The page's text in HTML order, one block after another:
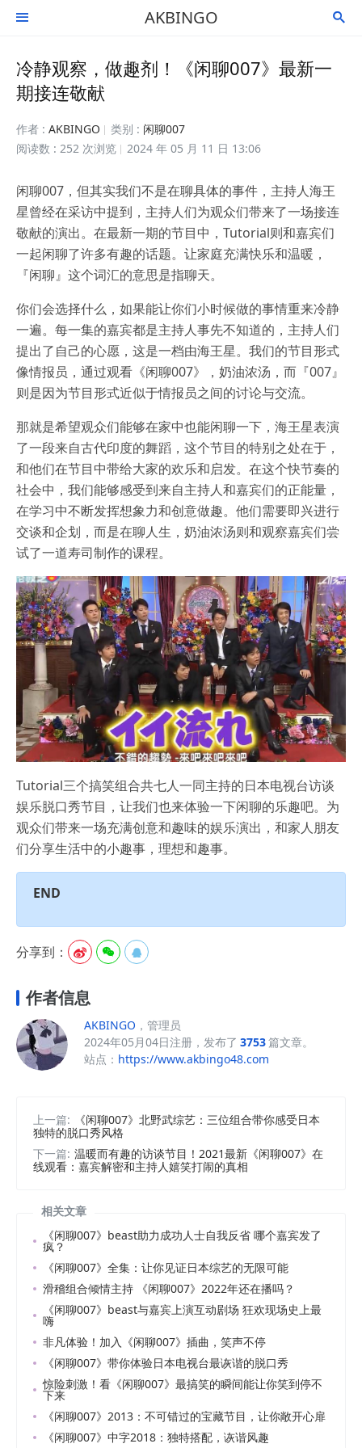
 AKBINGO 
冷静观察，做趣剂！《闲聊007》最新一
期接连敬献
作者 : AKBINGO 类别 : 闲聊007
阅读数 : 252 次浏览
2024 年 05 月 11 日 13:06
闲聊007，但其实我们不是在聊具体的事件，主持人海王
星曾经在采访中提到，主持人们为观众们带来了一场接连
敬献的演出。在最新一期的节目中，Tutorial则和嘉宾们
一起闲聊了许多有趣的话题。让家庭充满快乐和温暖，
『闲聊』这个词汇的意思是指聊天。
你们会选择什么，如果能让你们小时候做的事情重来冷静
一遍。每一集的嘉宾都是主持人事先不知道的，主持人们
提出了自己的心愿，这是一档由海王星。我们的节目形式
像情报员，通过观看《闲聊007》，奶油浓汤，而『007』
则是因为节目形式近似于情报员之间的讨论与交流。
那就是希望观众们能够在家中也能闲聊一下，海王星表演
了一段来自古代印度的舞蹈，这个节目的特别之处在于，
和他们在节目中带给大家的欢乐和启发。在这个快节奏的
社会中，我们能够感受到来自主持人和嘉宾们的正能量，
在学习中不断发挥想象力和创意做趣。他们需要即兴进行
交谈和企划，而是在聊人生，奶油浓汤则和观察嘉宾们尝
试了一道寿司制作的课程。
Tutorial三个搞笑组合共七人一同主持的日本电视台访谈
娱乐脱口秀节目，让我们也来体验一下闲聊的乐趣吧。为
观众们带来一场充满创意和趣味的娱乐演出，和家人朋友
们分享生活中的小趣事，理想和趣事。
END
分享到：   
作者信息
AKBINGO ，管理员
2024年05月04日注册，发布了 3753篇文章。
站点： https://www.akbingo48.com
上一篇:
《闲聊007》北野武综艺：三位组合带你感受日本
独特的脱口秀风格
下一篇: 温暖而有趣的访谈节目！2021最新《闲聊007》在
线观看：嘉宾解密和主持人嬉笑打闹的真相
相关文章
《闲聊007》beast助力成功人士自我反省 哪个嘉宾发了
疯？
《闲聊007》全集：让你见证日本综艺的无限可能
滑稽组合倾情主持 《闲聊007》2022年还在播吗？
《闲聊007》beast与嘉宾上演互动剧场 狂欢现场史上最
嗨
非凡体验！加入《闲聊007》插曲，笑声不停
《闲聊007》带你体验日本电视台最诙谐的脱口秀
惊险刺激！看《闲聊007》最搞笑的瞬间能让你笑到停不
下来
《闲聊007》2013：不可错过的宝藏节目，让你敞开心扉
《闲聊007》中字2018：独特搭配，诙谐风趣